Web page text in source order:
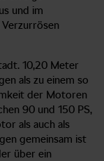
und im
10,20 Meter
als zu einem so
der Motoren
90 und 150 PS,
als auch als
gemeinsam ist
über ein